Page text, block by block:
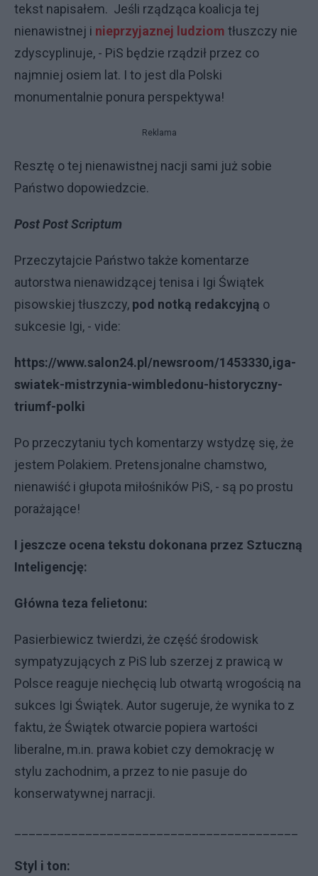
tekst napisałem. Jeśli rządząca koalicja tej
nienawistnej i nieprzyjaznej ludziom tłuszczy nie
zdyscyplinuje, - PiS będzie rządził przez co
najmniej osiem lat. I to jest dla Polski
monumentalnie ponura perspektywa!
Reklama
Resztę o tej nienawistnej nacji sami już sobie
Państwo dopowiedzcie.
Post Post Scriptum
Przeczytajcie Państwo także komentarze
autorstwa nienawidzącej tenisa i Igi Świątek
pisowskiej tłuszczy, pod notką redakcyjną o
sukcesie Igi, - vide:
https://www.salon24.pl/newsroom/1453330,iga-
swiatek-mistrzynia-wimbledonu-historyczny-
triumf-polki
Po przeczytaniu tych komentarzy wstydzę się, że
jestem Polakiem. Pretensjonalne chamstwo,
nienawiść i głupota miłośników PiS, - są po prostu
porażające!
I jeszcze ocena tekstu dokonana przez Sztuczną
Inteligencję:
Główna teza felietonu:
Pasierbiewicz twierdzi, że część środowisk
sympatyzujących z PiS lub szerzej z prawicą w
Polsce reaguje niechęcią lub otwartą wrogością na
sukces Igi Świątek. Autor sugeruje, że wynika to z
faktu, że Świątek otwarcie popiera wartości
liberalne, m.in. prawa kobiet czy demokrację w
stylu zachodnim, a przez to nie pasuje do
konserwatywnej narracji.
Styl i ton: